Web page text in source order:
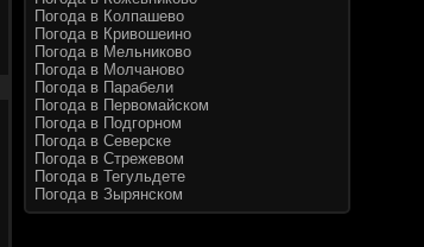
Погода в Колпашево
Погода в Кривошеино
Погода в Мельниково
Погода в Молчаново
Погода в Парабели
Погода в Первомайском
Погода в Подгорном
Погода в Северске
Погода в Стрежевом
Погода в Тегульдете
Погода в Зырянском